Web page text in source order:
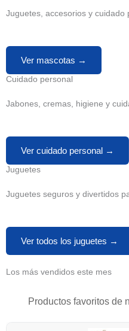
Juguetes, accesorios y cuidado
Ver mascotas →
Cuidado personal
Jabones, cremas, higiene y
Ver cuidado personal →
Juguetes
Juguetes seguros y divertidos
Ver todos los juguetes →
Los más vendidos este mes
Productos favoritos de